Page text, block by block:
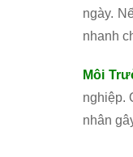
ngày.
nhanh
Môi
nghiệp.
nhân